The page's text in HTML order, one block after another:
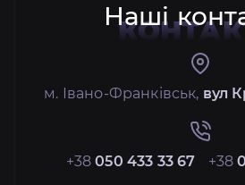
Наші
м. Івано-Франківськ, вул
+38050 433 33 67 +38